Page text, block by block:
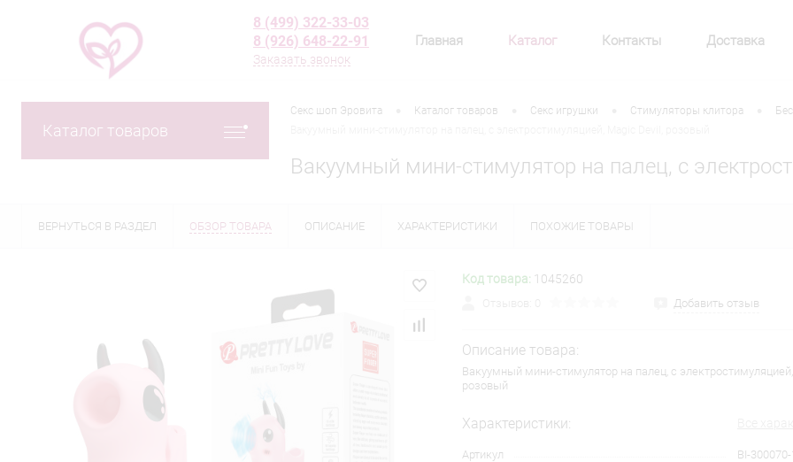
8 (499) 322-33-03
8 (926) 648-22-91
Заказать звонок
Главная Каталог Контакты Доставка
Каталог товаров
Секс шоп Эровита Каталог товаров Секс игрушки Стимуляторы клитора
Вакуумный мини-стимулятор на палец, с
ВЕРНУТЬСЯ В РАЗДЕЛ ОБЗОР ТОВАРА ОПИСАНИЕ ХАРАКТЕРИСТИКИ ПОХОЖИЕ ТОВАРЫ
Код товара: 1045260
Добавить отзыв
Описание товара:
Вакуумный мини-стимулятор на палец, с
розовый
Характеристики:
Артикул
BI-